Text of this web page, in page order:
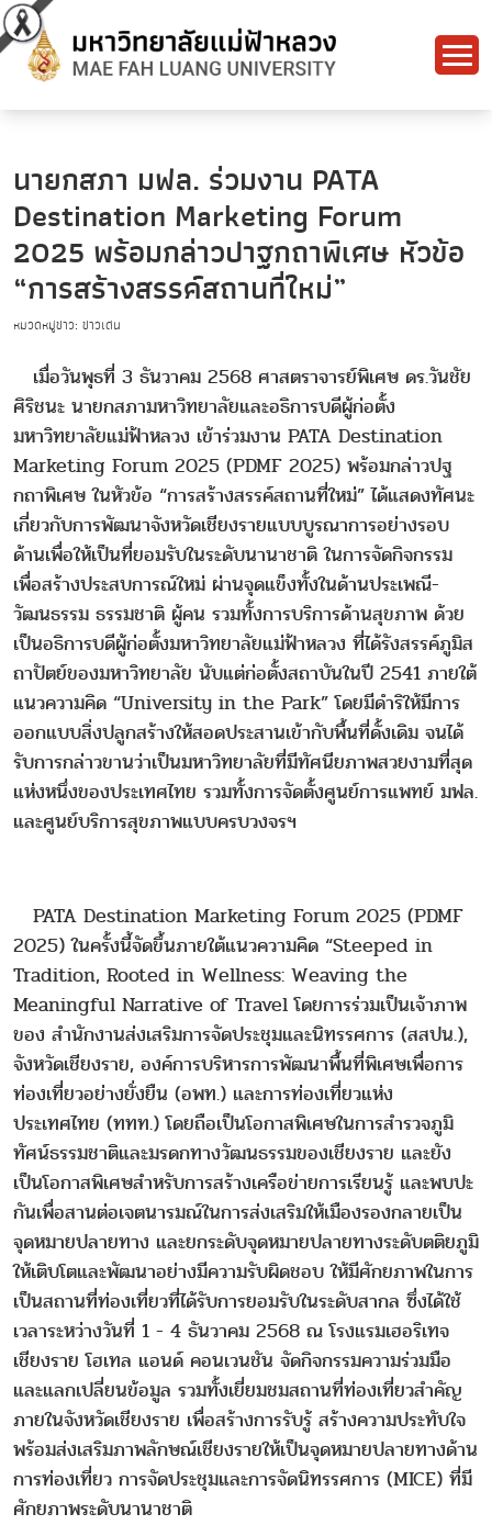
นายกสภา มฟล. ร่วมงาน PATA
Destination Marketing Forum
2025 พร้อมกล่าวปาฐกถาพิเศษ หัวข้อ
“การสร้างสรรค์สถานที่ใหม่”
หมวดหมู่ข่าว: ข่าวเด่น
เมื่อวันพุธที่ 3 ธันวาคม 2568 ศาสตราจารย์พิเศษ ดร.วันชัย
ศิริชนะ นายกสภามหาวิทยาลัยและอธิการบดีผู้ก่อตั้ง
มหาวิทยาลัยแม่ฟ้าหลวง เข้าร่วมงาน PATA Destination
Marketing Forum 2025 (PDMF 2025) พร้อมกล่าวปฐ
กถาพิเศษ ในหัวข้อ “การสร้างสรรค์สถานที่ใหม่” ได้แสดงทัศนะ
เกี่ยวกับการพัฒนาจังหวัดเชียงรายแบบบูรณาการอย่างรอบ
ด้านเพื่อให้เป็นที่ยอมรับในระดับนานาชาติ ในการจัดกิจกรรม
เพื่อสร้างประสบการณ์ใหม่ ผ่านจุดแข็งทั้งในด้านประเพณี-
วัฒนธรรม ธรรมชาติ ผู้คน รวมทั้งการบริการด้านสุขภาพ ด้วย
เป็นอธิการบดีผู้ก่อตั้งมหาวิทยาลัยแม่ฟ้าหลวง ที่ได้รังสรรค์ภูมิส
ถาปัตย์ของมหาวิทยาลัย นับแต่ก่อตั้งสถาบันในปี 2541 ภายใต้
แนวความคิด “University in the Park” โดยมีดำริให้มีการ
ออกแบบสิ่งปลูกสร้างให้สอดประสานเข้ากับพื้นที่ดั้งเดิม จนได้
รับการกล่าวขานว่าเป็นมหาวิทยาลัยที่มีทัศนียภาพสวยงามที่สุด
แห่งหนึ่งของประเทศไทย รวมทั้งการจัดตั้งศูนย์การแพทย์ มฟล.
และศูนย์บริการสุขภาพแบบครบวงจรฯ
PATA Destination Marketing Forum 2025 (PDMF
2025) ในครั้งนี้จัดขึ้นภายใต้แนวความคิด “Steeped in
Tradition, Rooted in Wellness: Weaving the
Meaningful Narrative of Travel โดยการร่วมเป็นเจ้าภาพ
ของ สำนักงานส่งเสริมการจัดประชุมและนิทรรศการ (สสปน.),
จังหวัดเชียงราย, องค์การบริหารการพัฒนาพื้นที่พิเศษเพื่อการ
ท่องเที่ยวอย่างยั่งยืน (อพท.) และการท่องเที่ยวแห่ง
ประเทศไทย (ททท.) โดยถือเป็นโอกาสพิเศษในการสำรวจภูมิ
ทัศน์ธรรมชาติและมรดกทางวัฒนธรรมของเชียงราย และยัง
เป็นโอกาสพิเศษสำหรับการสร้างเครือข่ายการเรียนรู้ และพบปะ
กันเพื่อสานต่อเจตนารมณ์ในการส่งเสริมให้เมืองรองกลายเป็น
จุดหมายปลายทาง และยกระดับจุดหมายปลายทางระดับตติยภูมิ
ให้เติบโตและพัฒนาอย่างมีความรับผิดชอบ ให้มีศักยภาพในการ
เป็นสถานที่ท่องเที่ยวที่ได้รับการยอมรับในระดับสากล ซึ่งได้ใช้
เวลาระหว่างวันที่ 1 - 4 ธันวาคม 2568 ณ โรงแรมเฮอริเทจ
เชียงราย โฮเทล แอนด์ คอนเวนชัน จัดกิจกรรมความร่วมมือ
และแลกเปลี่ยนข้อมูล รวมทั้งเยี่ยมชมสถานที่ท่องเที่ยวสำคัญ
ภายในจังหวัดเชียงราย เพื่อสร้างการรับรู้ สร้างความประทับใจ
พร้อมส่งเสริมภาพลักษณ์เชียงรายให้เป็นจุดหมายปลายทางด้าน
การท่องเที่ยว การจัดประชุมและการจัดนิทรรศการ (MICE) ที่มี
ศักยภาพระดับนานาชาติ